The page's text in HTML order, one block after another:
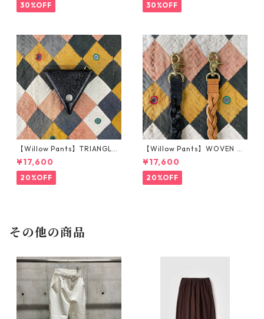
30%OFF 30%OFF
【Willow Pants】TRIANGLE
COIN CASE_BLACK
¥17,600
20%OFF
【Willow Pants】WOVEN KE
YHOLDER_BROWN
¥17,600
20%OFF
その他の商品